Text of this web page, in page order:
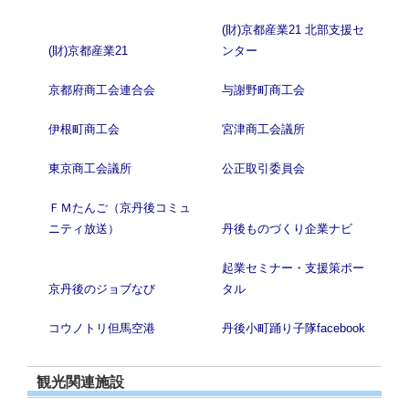
(財)京都産業21
(財)京都産業21 北部支援セ
ンター
京都府商工会連合会 与謝野町商工会
伊根町商工会 宮津商工会議所
東京商工会議所 公正取引委員会
ＦＭたんご（京丹後コミュ
ニティ放送）
丹後ものづくり企業ナビ
京丹後のジョブなび
起業セミナー・支援策ポー
タル
コウノトリ但馬空港 丹後小町踊り子隊facebook
観光関連施設